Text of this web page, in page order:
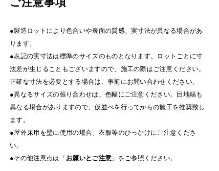
●製造ロットにより色合いや表面の質感、実寸法が異なる場合があ
ります。
●表記の実寸法は標準のサイズのものとなります。ロットごとに寸
法差が生じることもございますので、施工の際はご注意ください。
正確な寸法を必要とする場合は、事前にお問い合わせください。
●異なるサイズの張り合わせは、色幅にご注意ください。目地幅も
異なる場合がありますので、仮並べを行ってからの施工を推奨致し
ます。
●屋外床用を壁に使用の場合、衣服等のひっかけにご注意くださ
い。
●その他注意点は「お願いとご注意 」をご参照ください。